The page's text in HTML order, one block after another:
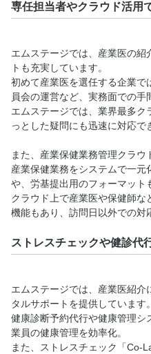
専任担当者やクラウド活用
エムステージでは、産業医の
トも充実しています。
初めて産業医を選任する企業
員会の運営など、実務面での手
エムステージでは、業界最多ク
っとした疑問にも迅速に対応で
また、産業保健業務管理クラ
産業保健業務をシステムで一
や、労基提出用のフォーマット
クラウド上で産業医や保健師な
機能もあり、訪問日以外での対
ストレスチェックや健診代
エムステージでは、産業医紹
タルサポートを提供しています。
健康診断予約代行や健康管理
業員の健康管理を効率化。
また、ストレスチェック「Co-